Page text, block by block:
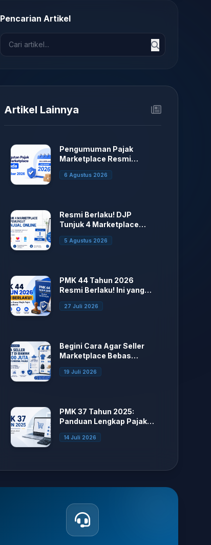
Pencarian Artikel
Artikel Lainnya
Pengumuman Pajak
Marketplace Resmi
Ditunda.
6 Agustus 2026
Resmi Berlaku! DJP
Tunjuk 4 Marketplace
sebagai Pemungut PPh
Penjual Online
5 Agustus 2026
PMK 44 Tahun 2026
Resmi Berlaku! Ini yang
Berubah
27 Juli 2026
Begini Cara Agar Seller
Marketplace Bebas
Potong Pajak
19 Juli 2026
PMK 37 Tahun 2025:
Panduan Lengkap Pajak
E-Commerce bagi Seller
Marketplace
14 Juli 2026